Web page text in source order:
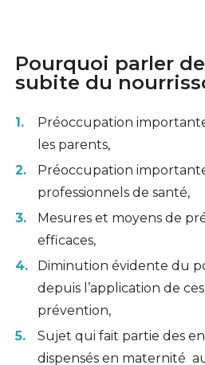
Pourquoi parler
subite du
Préoccupation
les parents,
Préoccupation
professionnels de santé,
Mesures et moyens de
efficaces,
Diminution évidente du
depuis l’application de
prévention,
Sujet qui fait partie des
dispensés en maternité